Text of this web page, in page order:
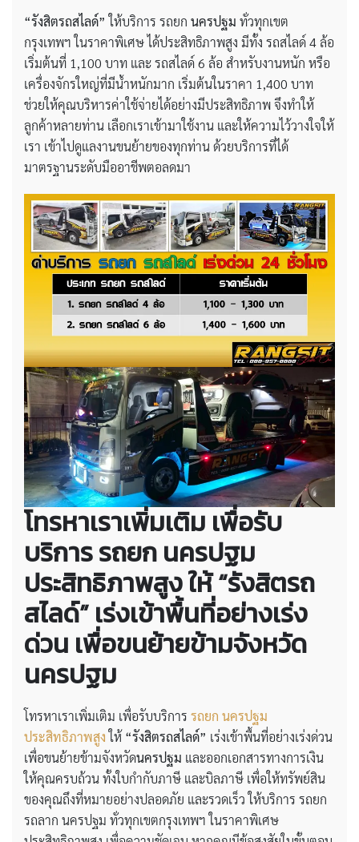
“รังสิตรถสไลด์” ให้บริการ รถยก นครปฐม ทั่วทุกเขต
กรุงเทพฯ ในราคาพิเศษ ได้ประสิทธิภาพสูง มีทั้ง รถสไลด์ 4 ล้อ
เริ่มต้นที่ 1,100 บาท และ รถสไลด์ 6 ล้อ สำหรับงานหนัก หรือ
เครื่องจักรใหญ่ที่มีน้ำหนักมาก เริ่มต้นในราคา 1,400 บาท
ช่วยให้คุณบริหารค่าใช้จ่ายได้อย่างมีประสิทธิภาพ จึงทำให้
ลูกค้าหลายท่าน เลือกเราเข้ามาใช้งาน และให้ความไว้วางใจให้
เรา เข้าไปดูแลงานขนย้ายของทุกท่าน ด้วยบริการที่ได้
มาตรฐานระดับมืออาชีพตอลดมา
โทรหาเราเพิ่มเติม เพื่อรับ
บริการ รถยก นครปฐม
ประสิทธิภาพสูง ให้ “รังสิตรถ
สไลด์” เร่งเข้าพื้นที่อย่างเร่ง
ด่วน เพื่อขนย้ายข้ามจังหวัด
นครปฐม
โทรหาเราเพิ่มเติม เพื่อรับบริการ รถยก นครปฐม
ประสิทธิภาพสูงให้“รังสิตรถสไลด์” เร่งเข้าพื้นที่อย่างเร่งด่วน
เพื่อขนย้ายข้ามจังหวัดนครปฐม และออกเอกสารทางการเงิน
ให้คุณครบถ้วน ทั้งใบกำกับภาษี และบิลภาษี เพื่อให้ทรัพย์สิน
ของคุณถึงที่หมายอย่างปลอดภัย และรวดเร็ว ให้บริการ รถยก
รถลาก นครปฐม ทั่วทุกเขตกรุงเทพฯ ในราคาพิเศษ